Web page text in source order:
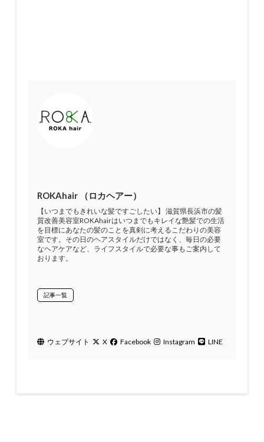
ROKAhair （ロカヘアー）
【いつまでもきれいな髪ですごしたい】 滋賀県長浜市の髪
質改善美容室ROKAhairはいつまでもキレイな艶髪での生活
を目標にあなたの髪のことを真剣に考えるこだわりの美容
室です。その日のヘアスタイルだけではなく、毎日の必要
なヘアケアなど、ライフスタイルで必要な事もご案内して
おります。
記事一覧
ウェブサイト X Facebook Instagram LINE